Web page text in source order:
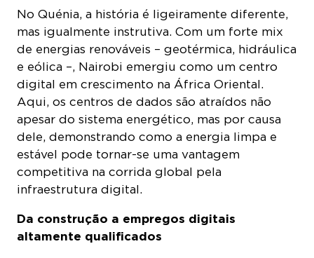
No Quénia, a história é ligeiramente diferente,
mas igualmente instrutiva. Com um forte mix
de energias renováveis – geotérmica, hidráulica
e eólica –, Nairobi emergiu como um centro
digital em crescimento na África Oriental.
Aqui, os centros de dados são atraídos não
apesar do sistema energético, mas por causa
dele, demonstrando como a energia limpa e
estável pode tornar-se uma vantagem
competitiva na corrida global pela
infraestrutura digital.
Da construção a empregos digitais
altamente qualificados